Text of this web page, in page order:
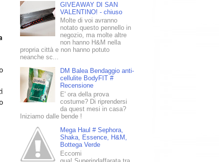
GIVEAWAY DI SAN
VALENTINO! - chiuso
Molte di voi avranno
notato questo pennello in
negozio, ma molte altre
non hanno H&M nella
propria città e non hanno potuto
neanche sc...
DM Balea Bendaggio anti-
cellulite BodyFIT #
Recensione
E' ora della prova
costume? Di riprendersi
da quest mesi in casa?
Iniziamo dalle bende !
Mega Haul # Sephora,
Shaka, Essence, H&M,
Bottega Verde
Eccomi